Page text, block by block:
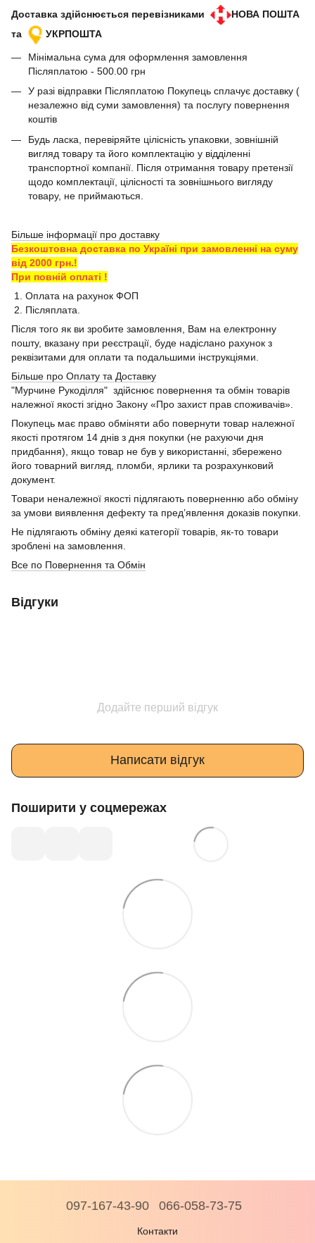
Доставка здійснюється перевізниками
НОВА ПОШТА
та
УКРПОШТА
Мінімальна сума для оформлення замовлення
Післяплатою - 500.00 грн
У разі відправки Післяплатою Покупець сплачує доставку (
незалежно від суми замовлення) та послугу повернення
коштів
Будь ласка, перевіряйте цілісність упаковки, зовнішній
вигляд товару та його комплектацію у відділенні
транспортної компанії. Після отримання товару претензії
щодо комплектації, цілісності та зовнішнього вигляду
товару, не приймаються.
Більше інформації про доставку
Безкоштовна доставка по Україні при замовленні на суму
від 2000 грн.!
При повній оплаті !
1. Оплата на рахунок ФОП
2. Післяплата.
Після того як ви зробите замовлення, Вам на електронну
пошту, вказану при реєстрації, буде надіслано рахунок з
реквізитами для оплати та подальшими інструкціями.
Більше про Оплату та Доставку
"Мурчине Рукоділля" здійснює повернення та обмін товарів
належної якості згідно Закону «Про захист прав споживачів».
Покупець має право обміняти або повернути товар належної
якості протягом 14 днів з дня покупки (не рахуючи дня
придбання), якщо товар не був у використанні, збережено
його товарний вигляд, пломби, ярлики та розрахунковий
документ.
Товари неналежної якості підлягають поверненню або обміну
за умови виявлення дефекту та пред’явлення доказів покупки.
Не підлягають обміну деякі категорії товарів, як-то товари
зроблені на замовлення.
Все по Повернення та Обмін
Відгуки
Додайте перший відгук
Написати відгук
Поширити у соцмережах
097-167-43-90 066-058-73-75
Контакти